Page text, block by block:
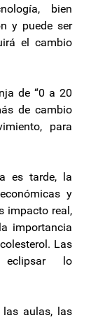
bien
y puede ser
el cambio
de “0 a 20
de cambio
para
es tarde, la
y
impacto real,
importancia
Las
lo
aulas, las